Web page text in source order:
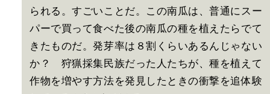
られる。すごいことだ。この南瓜は、普通にスー
パーで買って食べた後の南瓜の種を植えたらでて
きたものだ。発芽率は８割くらいあるんじゃない
か？ 狩猟採集民族だった人たちが、種を植えて
作物を増やす方法を発見したときの衝撃を追体験